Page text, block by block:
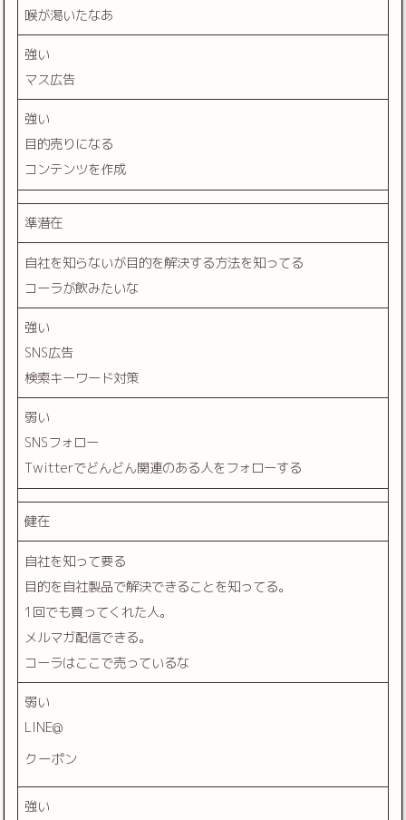
喉が渇いたなあ
強い
マス広告
強い
目的売りになる
コンテンツを作成
準潜在
自社を知らないが目的を解決する方法を知ってる
コーラが飲みたいな
強い
SNS広告
検索キーワード対策
弱い
SNSフォロー
Twitterでどんどん関連のある人をフォローする
健在
自社を知って要る
目的を自社製品で解決できることを知ってる。
1回でも買ってくれた人。
メルマガ配信できる。
コーラはここで売っているな
弱い
LINE@
クーポン
強い